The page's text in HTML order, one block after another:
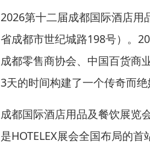
2026第十二届成都国际酒店用
省成都市世纪城路198号）。
成都零售商协会、中国百货商
3天的时间构建了一个传奇而
成都国际酒店用品及餐饮展览
是HOTELEX展会全国布局的